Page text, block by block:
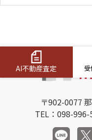
AI不動産査定
〒902-0077
TEL：098-